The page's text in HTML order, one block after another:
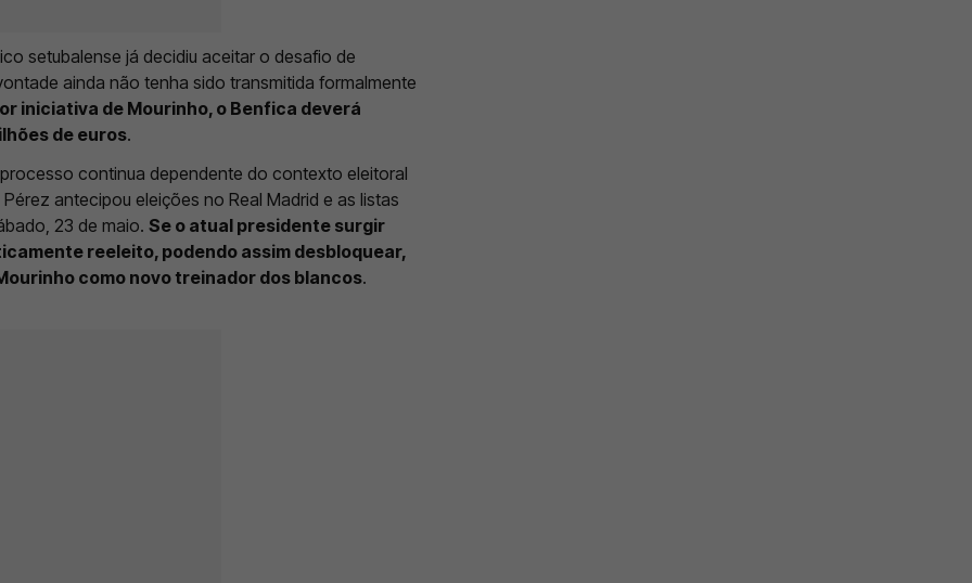
setubalense já decidiu aceitar o desafio de
ainda não tenha sido transmitida formalmente
iniciativa de Mourinho, o Benfica deverá
de euros.
continua dependente do contexto eleitoral
antecipou eleições no Real Madrid e as listas
23 de maio. Se o atual presidente surgir
reeleito, podendo assim desbloquear,
como novo treinador dos blancos.